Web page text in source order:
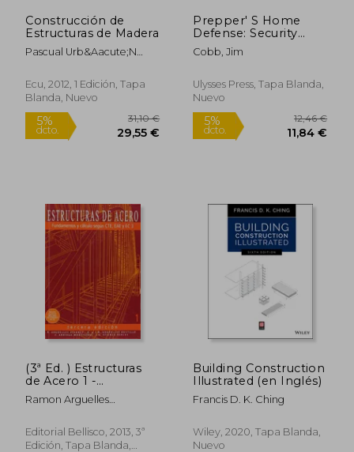
Construcción de
Estructuras de Madera
Pascual Urb&Aacute;N
Ecu, 2012, 1 Edición, Tapa
Blanda, Nuevo
5%
Prepper' S Home
Defense: Security
Strategies to Protect
Your Family by any
Inglés)
Cobb, Jim
Ulysses Press, Tapa Blanda,
Nuevo
5%
(3ª Ed. ) Estructuras
de Acero 1 -
Fundamentos y
Calculo Segun Cte,
Ramon Arguelles
Bustillo,Francisco Arriaga
Martitegui
Editorial Bellisco, 2013, 3ª
Edición, Tapa Blanda,
Building Construction
Illustrated (en Inglés)
Francis D. K. Ching
Wiley, 2020, Tapa Blanda,
Nuevo